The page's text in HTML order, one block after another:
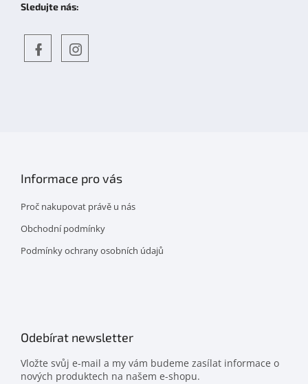
Sledujte nás:
Informace pro vás
Proč nakupovat právě u nás
Obchodní podmínky
Podmínky ochrany osobních údajů
Odebírat newsletter
Vložte svůj e-mail a my vám budeme zasílat informace o
nových produktech na našem e-shopu.